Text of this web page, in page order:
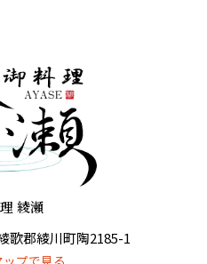
綾瀬
歌郡綾川町陶2185-1
プで見る